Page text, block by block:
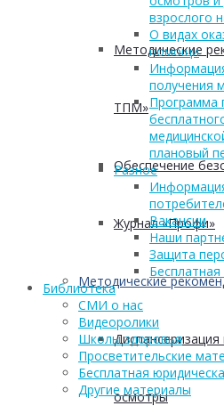
Методические
ТПМ»
Обеспечение
Журнал «Профи»
Методические
осмотры
взрослого
О видах
помощи
получения
Программа
плановый
Разное
Вакансии
Наши
Защита
Библиотека
СМИ о нас
Видеоролики
Школы здоровья
Просветительские
Бесплатная
Другие материалы